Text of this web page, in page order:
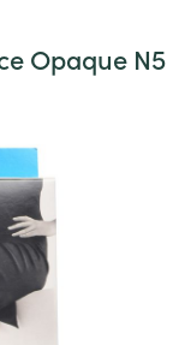
Opaque N5